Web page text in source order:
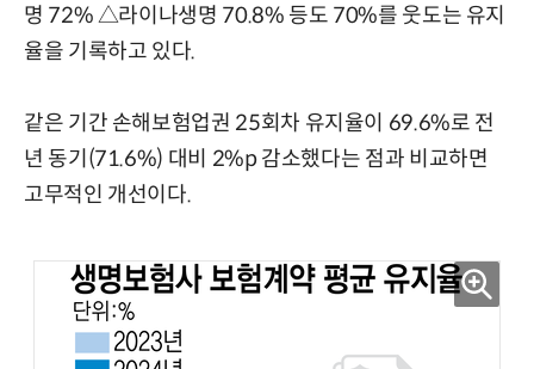
명 72% △라이나생명 70.8% 등도 70%를 웃도는 유지
율을 기록하고 있다.
같은 기간 손해보험업권 25회차 유지율이 69.6%로 전
년 동기(71.6%) 대비 2%p 감소했다는 점과 비교하면
고무적인 개선이다.